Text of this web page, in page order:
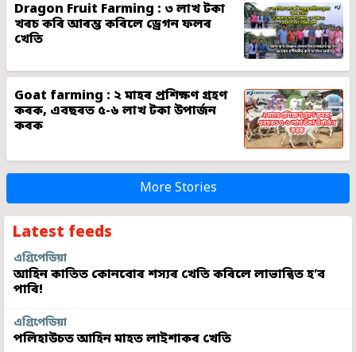
Dragon Fruit Farming : ৩ লাখ টকা
খৰচ কৰি আৰম্ভ কৰিলে ড্ৰেগন ফলৰ
খেতি
Goat farming : ২ মাহৰ প্ৰশিক্ষণ গ্ৰহণ
কৰক, এবছৰত ৫-৬ লাখ টকা উপাৰ্জন
কৰক
More Stories
Latest feeds
এগ্ৰিপেডিয়া
আহিন কাতিত কোনবোৰ শস্যৰ খেতি কৰিলে লাভান্বিত হ’ব
পাৰি!
এগ্ৰিপেডিয়া
পলিহাউচত আহিন মাহত লাইশাকৰ খেতি